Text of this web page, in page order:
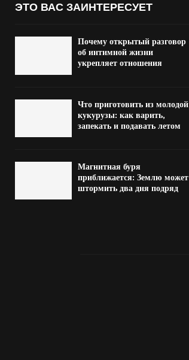
ЭТО ВАС ЗАИНТЕРЕСУЕТ
Почему открытый разговор
об интимной жизни
укрепляет отношения
Что приготовить из молодой
кукурузы: как варить,
запекать и подавать летом
Магнитная буря
приближается: Землю может
штормить два дня подряд